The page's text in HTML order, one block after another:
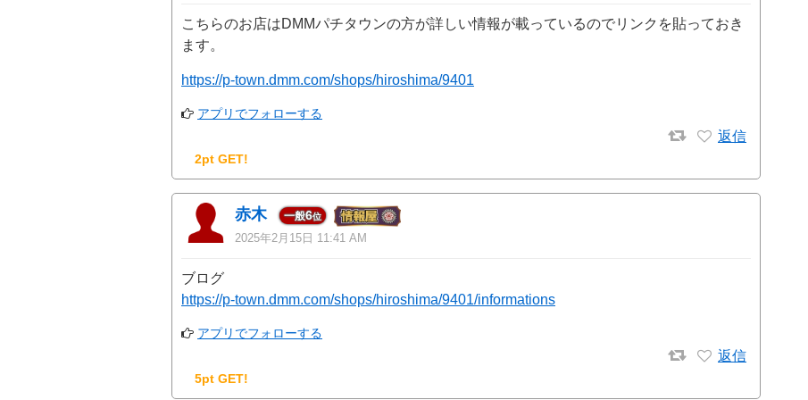
こちらのお店はDMMパチタウンの方が詳しい情報が載っているのでリンクを貼っておき
ます。
https://p-town.dmm.com/shops/hiroshima/9401
アプリでフォローする
返信
2pt GET!
赤木 一般6位
2025年2月15日 11:41 AM
ブログ
https://p-town.dmm.com/shops/hiroshima/9401/informations
アプリでフォローする
返信
5pt GET!